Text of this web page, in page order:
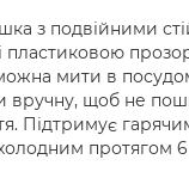
з подвійними
і пластиковою
мити в
вручну, щоб не
Підтримує
протягом